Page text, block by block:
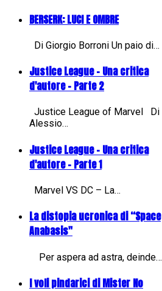
BERSERK: LUCI E OMBRE
Di Giorgio Borroni Un paio di…
Justice League - Una critica
d'autore - Parte 2
Justice League of Marvel Di
Alessio…
Justice League - Una critica
d'autore - Parte 1
Marvel VS DC – La…
La distopia ucronica di “Space
Anabasis"
Per aspera ad astra, deinde…
I voli pindarici di Mister No